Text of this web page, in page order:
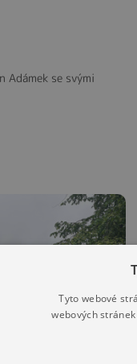
Adámek se svými
Tyto webové
webových